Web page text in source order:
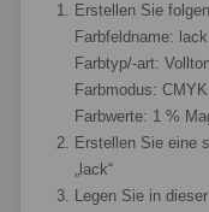
Erstellen Sie
Farbfeldname: lack
Farbtyp/-art:
Farbmodus: CMYK
Farbwerte: 1 %
Erstellen Sie eine
„lack“
Legen Sie in